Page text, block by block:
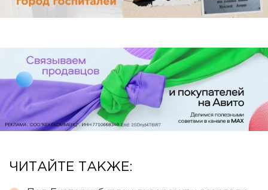
ЧИТАЙТЕ ТАКЖЕ: